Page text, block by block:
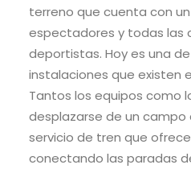
terreno que cuenta con
espectadores y todas las
deportistas. Hoy es una
instalaciones que existen
Tantos los equipos como
desplazarse de un
servicio de tren que ofrece
conectando las paradas